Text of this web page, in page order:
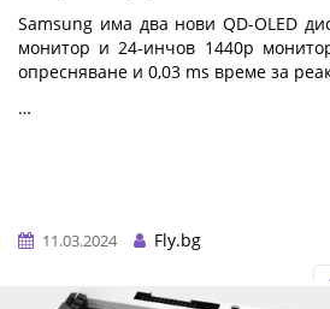
Samsung има два нови QD-OLED
монитор и 24-инчов 1440p
опресняване и 0,03 ms време за
…
11.03.2024
Fly.bg